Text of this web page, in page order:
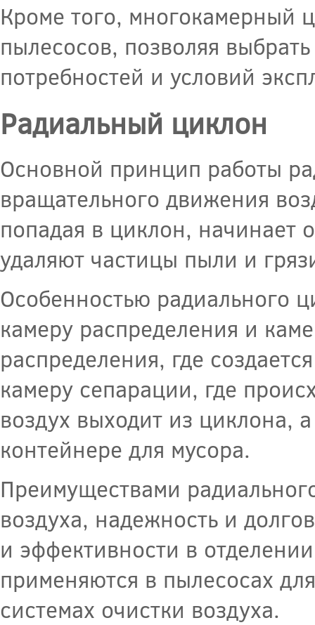
Кроме того, многокамерный
пылесосов, позволяя
потребностей и условий
Радиальный циклон
Основной принцип работы
вращательного движения
попадая в циклон, начинает
удаляют частицы пыли и
Особенностью радиального
камеру распределения и
распределения, где
камеру сепарации, где
воздух выходит из циклона,
контейнере для мусора.
Преимуществами
воздуха, надежность и
и эффективности в
применяются в пылесосах
системах очистки воздуха.